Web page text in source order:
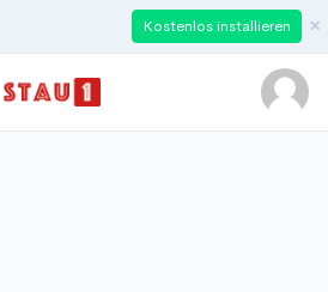
Kostenlos installieren ×